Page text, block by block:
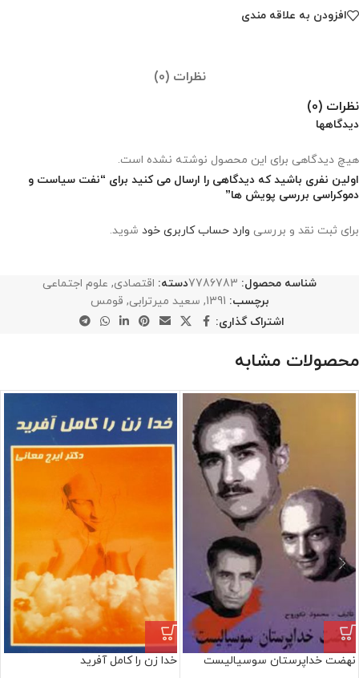
افزودن به علاقه مندی
نظرات (0)
نظرات (0)
دیدگاهها
هیچ دیدگاهی برای این محصول نوشته نشده است.
اولین نفری باشید که دیدگاهی را ارسال می کنید برای “نفت سیاست و
دموکراسی بررسی پویش ها”
برای ثبت نقد و بررسی وارد حساب کاربری خود شوید.
شناسه محصول: 7786783دسته: اقتصادی, علوم اجتماعی
برچسب: 1391
, سعید میرترابی, قومس
اشتراک گذاری:
محصولات مشابه
نهضت خداپرستان سوسیالیست خدا زن را کامل آفرید